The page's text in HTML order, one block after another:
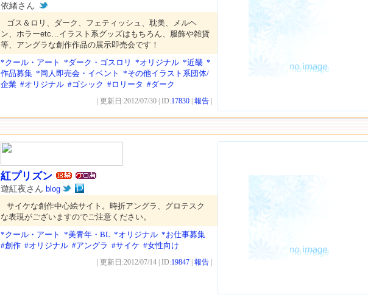
依緒さん
ゴス＆ロリ、ダーク、フェティッシュ、耽美、メルヘ
ン、ホラーetc…イラスト系グッズはもちろん、服飾や雑貨
等、アングラな創作作品の展示即売会です！
*クール・アート *ダーク・ゴスロリ *オリジナル *近畿 *
作品募集 *同人即売会・イベント *その他イラスト系団体/
企業 #オリジナル #ゴシック #ロリータ #ダーク
| 更新日:2012/07/30 | ID:17830 報告
紅プリズン
遊紅夜さん blog
サイケな創作中心絵サイト。時折アングラ、グロテスク
な表現がございますのでご注意ください。
*クール・アート *美青年・BL *オリジナル *お仕事募集
#創作 #オリジナル #アングラ #サイケ #女性向け
| 更新日:2012/07/14 | ID:19847 報告